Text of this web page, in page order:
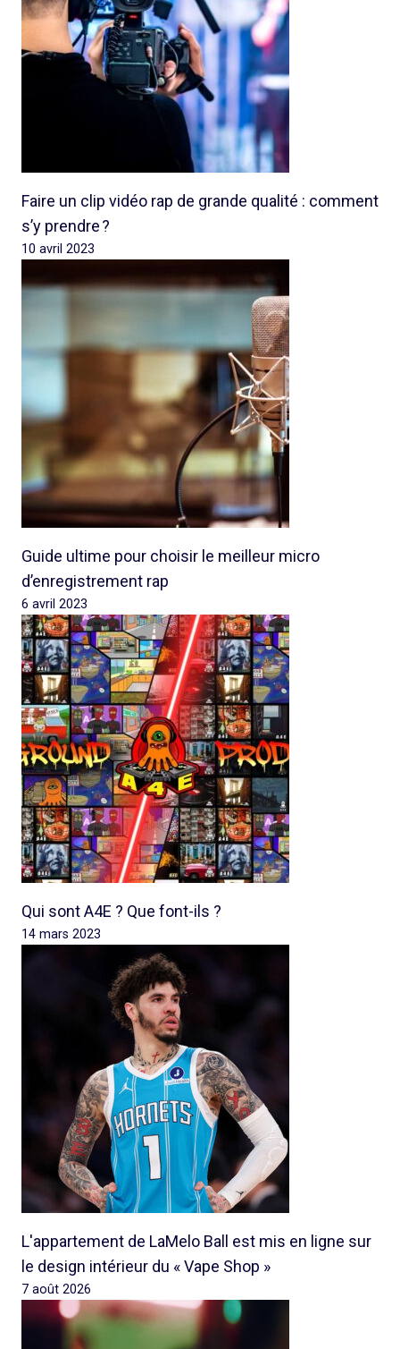
Faire un clip vidéo rap de grande qualité : comment
s’y prendre ?
10 avril 2023
Guide ultime pour choisir le meilleur micro
d’enregistrement rap
6 avril 2023
Qui sont A4E ? Que font-ils ?
14 mars 2023
L'appartement de LaMelo Ball est mis en ligne sur
le design intérieur du « Vape Shop »
7 août 2026